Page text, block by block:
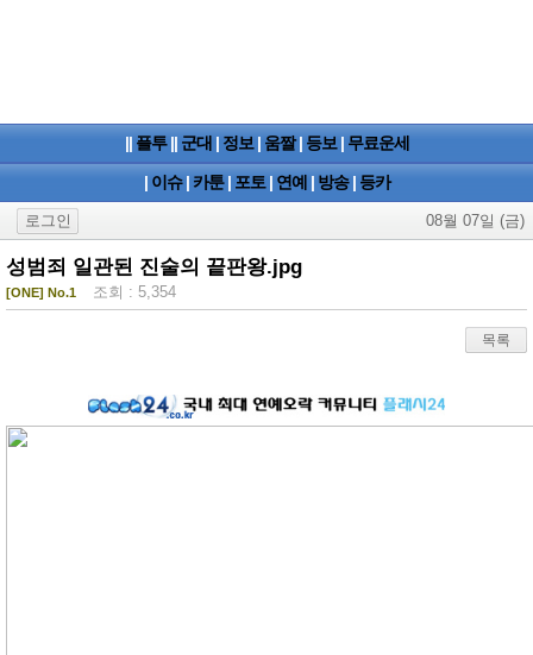
|| 플투 || 군대 | 정보 | 움짤 | 등보 | 무료운세
| 이슈 | 카툰 | 포토 | 연예 | 방송 | 등카
로그인 08월 07일 (금)
성범죄 일관된 진술의 끝판왕.jpg
[ONE] No.1 조회 : 5,354
목록